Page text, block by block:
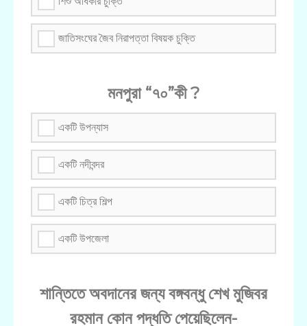
জাতিসংঘের জৈব নিরাপত্তা বিষয়ক চুক্তি
মনপুরা “৭০”কী ?
একটি উপন্যাস
একটি নদীবন্দর
একটি চিত্র শিল্প
একটি উপজেলা
শান্তিতে অবদানের জন্য বঙ্গবন্ধু শেখ মুজিবর
রহমান কোন পদ্ধতি পেয়েছিলেন-